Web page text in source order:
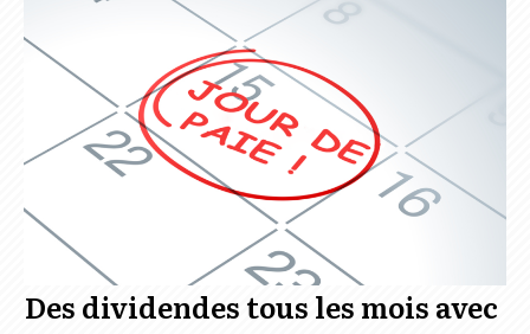
Des dividendes tous les mois avec